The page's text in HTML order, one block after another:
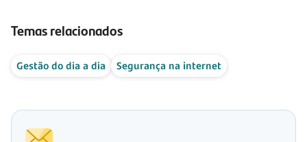
Temas relacionados
Gestão do dia a dia Segurança na internet